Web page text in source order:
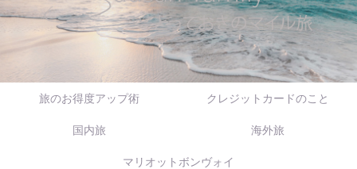
旅のお得度アップ術 クレジットカードのこと
国内旅 海外旅
マリオットボンヴォイ